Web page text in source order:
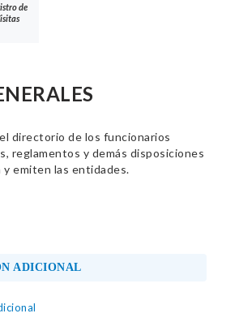
de
directorio de los funcionarios
reglamentos y demás disposiciones
y emiten las entidades.
ADICIONAL